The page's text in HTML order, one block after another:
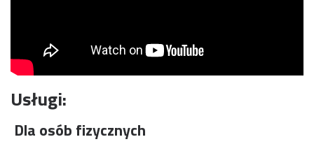
Usługi:
Dla osób fizycznych